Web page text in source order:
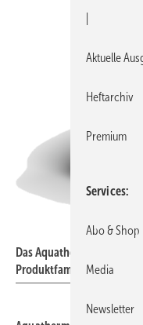
Das Aquatherm-Sortiment
Produktfamilien.
Aktuelle
Heftarchiv
Premium
Services
Abo & Shop
Media
Newsletter